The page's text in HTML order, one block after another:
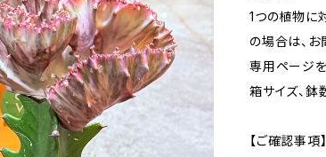
1つの植物に
の場合は、
専用ページ
箱サイズ、鉢
【ご確認事項】